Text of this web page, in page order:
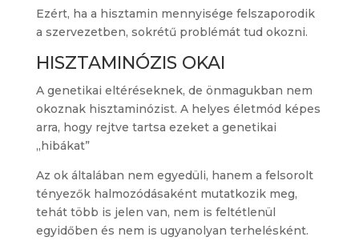
Ezért, ha a hisztamin mennyisége felszaporodik
a szervezetben, sokrétű problémát tud okozni.
HISZTAMINÓZIS OKAI
A genetikai eltéréseknek, de önmagukban nem
okoznak hisztaminózist. A helyes életmód képes
arra, hogy rejtve tartsa ezeket a genetikai
„hibákat”
Az ok általában nem egyedüli, hanem a felsorolt
tényezők halmozódásaként mutatkozik meg,
tehát több is jelen van, nem is feltétlenül
egyidőben és nem is ugyanolyan terhelésként.